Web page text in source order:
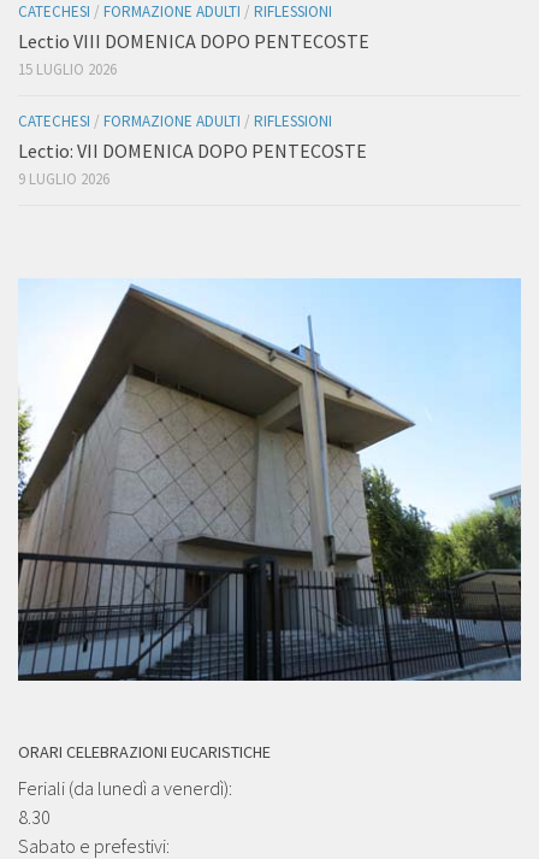
CATECHESI / FORMAZIONE ADULTI / RIFLESSIONI
Lectio VIII DOMENICA DOPO PENTECOSTE
15 LUGLIO 2026
CATECHESI / FORMAZIONE ADULTI / RIFLESSIONI
Lectio: VII DOMENICA DOPO PENTECOSTE
9 LUGLIO 2026
ORARI CELEBRAZIONI EUCARISTICHE
Feriali (da lunedì a venerdì):
8.30
Sabato e prefestivi: